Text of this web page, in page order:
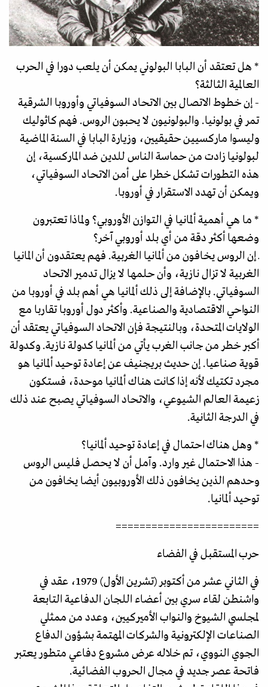
* هل تعتقد أن البابا البولوني يمكن أن يلعب دورا في الحرب
العالمية الثالثة؟
- إن خطوط الاتصال بين الاتحاد السوفياتي وأوروبا الشرقية
تمر في بولونيا. والبولونيون لا يحبون الروس. فهم كاثوليك
وليسوا مارکسیین حقيقيين، وزيارة البابا في السنة الماضية
لبولونيا زادت من حماسة الناس للدين ضد الماركسية، إن
هذه التطورات تشكل خطرا على أمن الاتحاد السوفياتي،
ويمكن أن تهدد الاستقرار في أوروبا.
* ما هي أهمية ألمانيا في التوازن الأوروبي؟ ولماذا تعتبرون
وضعها أكثر دقة من أي بلد أوروبي آخر؟
ـ إن الروس يخافون من ألمانيا الغربية. فهم يعتقدون أن المانيا
الغربية لا تزال نازية، وأن حلمها لا يزال تدمير الاتحاد
السوفياتي. بالإضافة إلى ذلك ألمانيا هي أهم بلد في أوروبا من
النواحي الاقتصادية والصناعية. وأكثر دول أوروبا تقاربا مع
الولايات المتحدة، وبالنتيجة فإن الاتحاد السوفياتي يعتقد أن
أكبر خطر من جانب الغرب يأتي من ألمانيا كدولة نازية. وكدولة
قوية صناعيا. إن حدیث بريجنيف عن إعادة توحيد ألمانيا هو
مجرد تكتيك لأنه إذا كانت هناك ألمانيا موحدة، فستكون
زعيمة العالم الشيوعي، والاتحاد السوفياتي يصبح عند ذلك
في الدرجة الثانية.
* وهل هناك احتمال في إعادة توحيد ألمانيا؟
- هذا الاحتمال غير وارد. وآمل أن لا يحصل فليس الروس
وحدهم الذين يخافون ذلك الأوروبيون أيضا يخافون من
توحيد ألمانيا.
========================
حرب المستقبل في الفضاء
في الثاني عشر من أكتوبر (تشرين الأول) 1979، عقد في
واشنطن لقاء سري بين أعضاء اللجان الدفاعية التابعة
لمجلسي الشيوخ والنواب الأميركيين، وعدد من ممثلي
الصناعات الإلكترونية والشركات المهتمة بشؤون الدفاع
الجوي النووي، تم خلاله عرض مشروع دفاعي متطور يعتبر
فاتحة عصر جديد في مجال الحروب الفضائية.